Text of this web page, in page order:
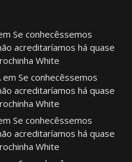
Se conhecêssemos
acreditaríamos há quase
White
em Se conhecêssemos
acreditaríamos há quase
White
Se conhecêssemos
acreditaríamos há quase
White